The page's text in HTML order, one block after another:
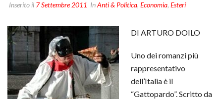
Inserito il 7 Settembre 2011 InAnti & Politica, Economia, Esteri
DI ARTURO DOILO
Uno dei romanzi più
rappresentativo
dell’Italia è il
“Gattopardo”. Scritto da